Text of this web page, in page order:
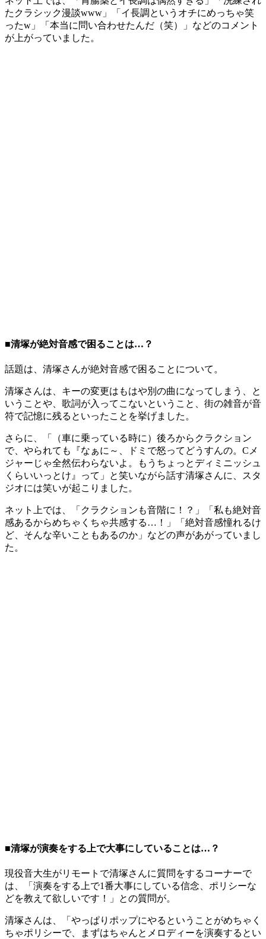
たクラシック漫談www」「イ長調というオチにめっちゃ笑
ったw」「本当に問い合わせたんだ（笑）」などのコメント
が上がっていました。
■清塚が絶対音感で困ることは…？
話題は、清塚さんが絶対音感で困ることについて。
清塚さんは、キーの変更はもはや別の曲になってしまう、と
いうことや、歌詞が入ってこないということ、街の雑音が音
符で記憶に残るといったことを挙げました。
さらに、「（車に乗っている時に）後ろからクラクション
で、やられても『なぁに～、ドミで怒ってどうすんの。Cメ
ジャーじゃ全然伝わらないよ。もうちょっとディミニッシュ
くらいいっとけ』って」と笑いながら話す清塚さんに、スタ
ジオには笑いが起こりました。
ネット上では、「クラクションも音階に！？」「私も絶対音
感あるからめちゃくちゃ共感する…！」「絶対音感憧れるけ
ど、そんな辛いこともあるのか」などの声があがっていまし
た。
■清塚が演奏をする上で大事にしていることは…？
現役音大生がリモートで清塚さんに質問をするコーナーで
は、「演奏をする上で1番大事にしている信念、ポリシーな
どを教えて欲しいです！」との質問が。
清塚さんは、「やっぱりポップにやるということがめちゃく
ちゃポリシーで、まずはちゃんとメロディーを演奏するとい